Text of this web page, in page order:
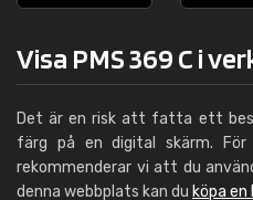
Visa PMS 369 C i
Det är en risk att fatta ett
färg på en digital skärm.
rekommenderar vi att du
denna webbplats kan du köpa